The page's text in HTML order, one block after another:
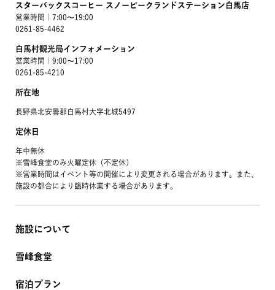
スターバックスコーヒー スノーピークランドステーション白馬店
営業時間｜7:00〜19:00
0261-85-4462
白馬村観光局インフォメーション
営業時間｜9:00〜17:00
0261-85-4210
所在地
長野県北安曇郡白馬村大字北城5497
定休日
年中無休
※雪峰食堂のみ火曜定休（不定休）
※営業時間はイベント等の開催により変更される場合があります。また、
施設の都合により臨時休業する場合があります。
施設について
雪峰食堂
宿泊プラン